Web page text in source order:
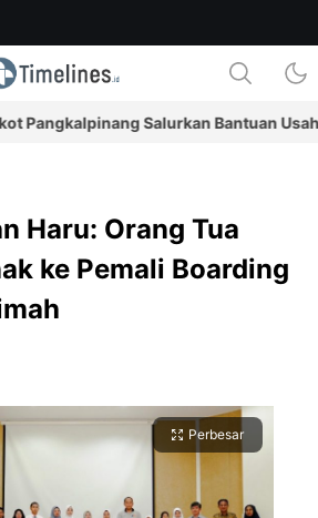
& BudayaSalurkan Bantuan Usaha
Haru: Orang Tua
ke Pemali Boarding
Perbesar